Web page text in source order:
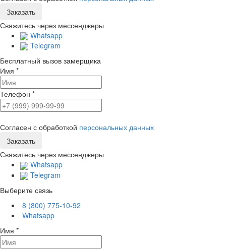
Свяжитесь через мессенджеры
Whatsapp
Telegram
Бесплатный вызов замерщика
Имя *
Телефон *
Согласен с обработкой персональных данных
Свяжитесь через мессенджеры
Whatsapp
Telegram
Выберите связь
8 (800) 775-10-92
Whatsapp
Имя *